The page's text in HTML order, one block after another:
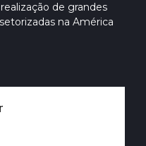
de grandes
na América